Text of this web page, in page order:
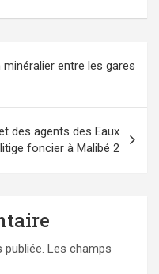
minéralier entre les gares
des agents des Eaux
foncier à Malibé 2
Les champs